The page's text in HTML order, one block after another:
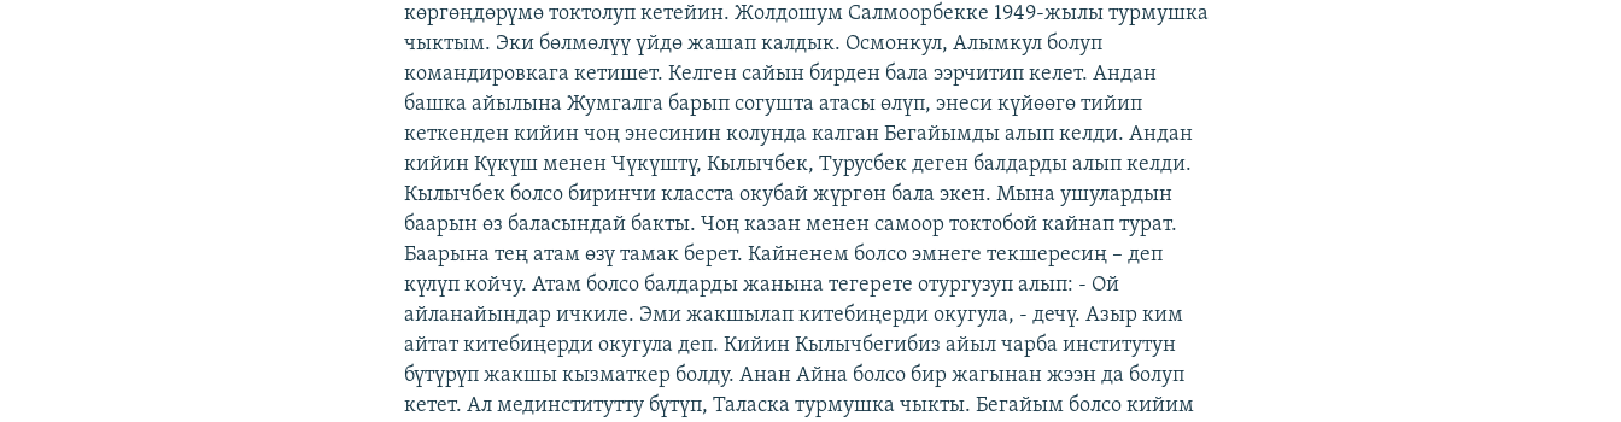
көргөңдөрүмө токтолуп кетейин. Жолдошум Салмоорбекке 1949-жылы турмушка
чыктым. Эки бөлмөлүү үйдө жашап калдык. Осмонкул, Алымкул болуп
командировкага кетишет. Келген сайын бирден бала ээрчитип келет. Андан
башка айылына Жумгалга барып согушта атасы өлүп, энеси күйөөгө тийип
кеткенден кийин чоң энесинин колунда калган Бегайымды алып келди. Андан
кийин Күкүш менен Чүкүштү, Кылычбек, Турусбек деген балдарды алып келди.
Кылычбек болсо биринчи класста окубай жүргөн бала экен. Мына ушулардын
баарын өз баласындай бакты. Чоң казан менен самоор токтобой кайнап турат.
Баарына тең атам өзү тамак берет. Кайненем болсо эмнеге текшересиң – деп
күлүп койчу. Атам болсо балдарды жанына тегерете отургузуп алып: - Ой
айланайындар ичкиле. Эми жакшылап китебиңерди окугула, - дечү. Азыр ким
айтат китебиңерди окугула деп. Кийин Кылычбегибиз айыл чарба институтун
бүтүрүп жакшы кызматкер болду. Анан Айна болсо бир жагынан жээн да болуп
кетет. Ал мединститутту бүтүп, Таласка турмушка чыкты. Бегайым болсо кийим